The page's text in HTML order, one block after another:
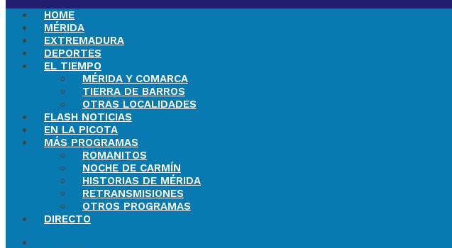
HOME
MÉRIDA
EXTREMADURA
DEPORTES
EL TIEMPO
MÉRIDA Y COMARCA
TIERRA DE BARROS
OTRAS LOCALIDADES
FLASH NOTICIAS
EN LA PICOTA
MÁS PROGRAMAS
ROMANITOS
NOCHE DE CARMÍN
HISTORIAS DE MÉRIDA
RETRANSMISIONES
OTROS PROGRAMAS
DIRECTO